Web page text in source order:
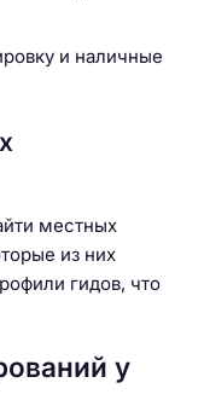
и наличные
местных
из них
гидов, что
у